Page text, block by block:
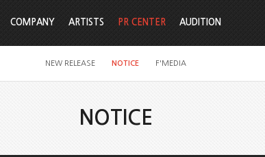
COMPANY ARTISTS PR CENTER
NEW RELEASE NOTICE F'MEDIA
AUDITION
NOTICE